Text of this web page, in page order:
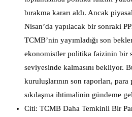
bırakma kararı aldı. Ancak
Nisan’da yapılacak bir sonraki
TCMB’nin yayımladığı son
ekonomistler politika faizinin bir
seviyesinde kalmasını bekliyor.
kuruluşlarının son raporları,
sıkılaşma ihtimalinin gündeme
Citi: TCMB Daha Temkinli Bir